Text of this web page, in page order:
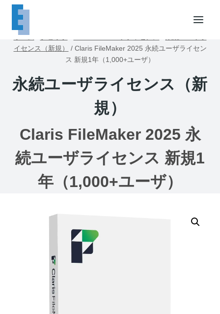
ホーム
イセンス（新規）
/ Claris FileMaker 2025 永続ユーザライセン
ス 新規1年（1,000+ユーザ）
永続ユーザライセンス（新
規）
Claris FileMaker 2025 永
続ユーザライセンス 新規1
年（1,000+ユーザ）